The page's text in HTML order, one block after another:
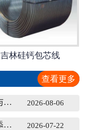
吉林硅钙包芯线
查看更多
2026-08-06
冶炼工业吉林硅铁球的正确添加与规范使用方法
2026-07-22
如何确认吉林碳化硅在冶炼中的添加量